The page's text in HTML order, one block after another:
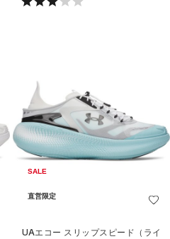
SALE
直営限定
UAエコー スリップスピード（ライ